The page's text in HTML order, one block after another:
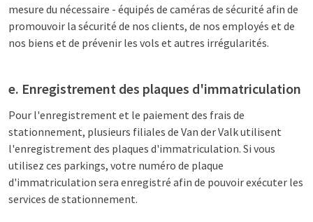
mesure du nécessaire - équipés de caméras de sécurité afin de
promouvoir la sécurité de nos clients, de nos employés et de
nos biens et de prévenir les vols et autres irrégularités.
e. Enregistrement des plaques d'immatriculation
Pour l'enregistrement et le paiement des frais de
stationnement, plusieurs filiales de Van der Valk utilisent
l'enregistrement des plaques d'immatriculation. Si vous
utilisez ces parkings, votre numéro de plaque
d'immatriculation sera enregistré afin de pouvoir exécuter les
services de stationnement.